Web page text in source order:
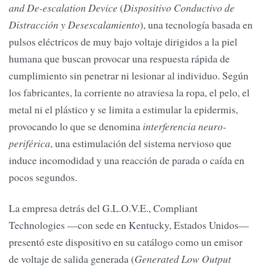
and De-escalation Device(Dispositivo Conductivo de
Distracción y Desescalamiento), una tecnología basada en
pulsos eléctricos de muy bajo voltaje dirigidos a la piel
humana que buscan provocar una respuesta rápida de
cumplimiento sin penetrar ni lesionar al individuo. Según
los fabricantes, la corriente no atraviesa la ropa, el pelo, el
metal ni el plástico y se limita a estimular la epidermis,
provocando lo que se denomina interferencia neuro-
periférica, una estimulación del sistema nervioso que
induce incomodidad y una reacción de parada o caída en
pocos segundos.
La empresa detrás del G.L.O.V.E., Compliant
Technologies —con sede en Kentucky, Estados Unidos—
presentó este dispositivo en su catálogo como un emisor
de voltaje de salida generada (Generated Low Output